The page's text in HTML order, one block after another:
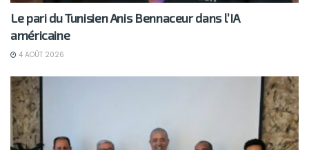
Le pari du Tunisien Anis Bennaceur dans l’IA
américaine
4 AOÛT 2026